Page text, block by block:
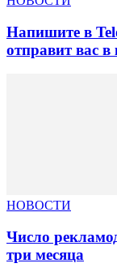
Напишите в
отправит вас
НОВОСТИ
Число
три месяца